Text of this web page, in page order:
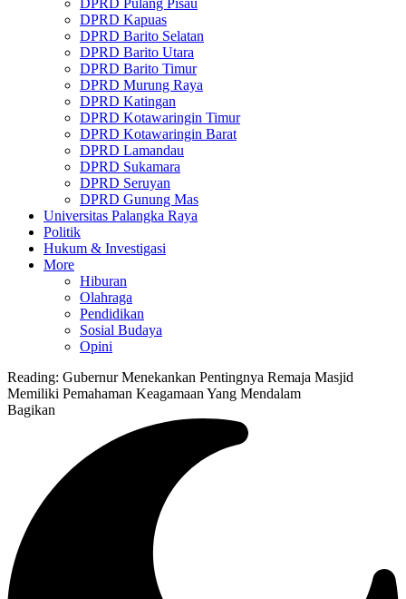
DPRD Pulang Pisau
DPRD Kapuas
DPRD Barito Selatan
DPRD Barito Utara
DPRD Barito Timur
DPRD Murung Raya
DPRD Katingan
DPRD Kotawaringin Timur
DPRD Kotawaringin Barat
DPRD Lamandau
DPRD Sukamara
DPRD Seruyan
DPRD Gunung Mas
Universitas Palangka Raya
Politik
Hukum & Investigasi
More
Hiburan
Olahraga
Pendidikan
Sosial Budaya
Opini
Reading: Gubernur Menekankan Pentingnya Remaja Masjid
Memiliki Pemahaman Keagamaan Yang Mendalam
Bagikan